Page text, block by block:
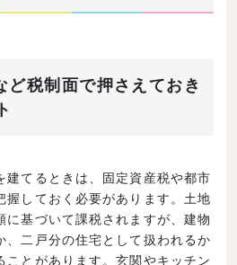
税制面で押さえておき
建てるときは、固定資産税や都市
握しておく必要があります。土地
に基づいて課税されますが、建物
、二戸分の住宅として扱われるか
ことがあります。玄関やキッチン